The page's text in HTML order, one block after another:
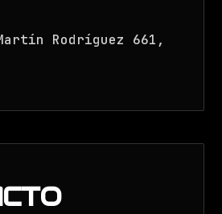
Rodríguez 661,